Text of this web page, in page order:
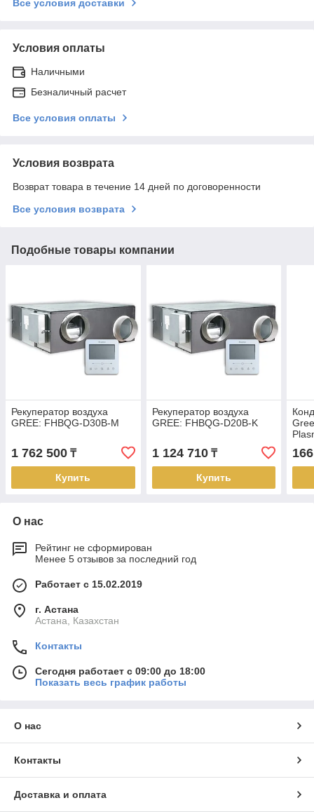
Все условия доставки
Условия оплаты
Наличными
Безналичный расчет
Все условия оплаты
Условия возврата
Возврат товара в течение 14 дней по договоренности
Все условия возврата
Подобные товары компании
Рекуператор воздуха
GREE: FHBQG-D30B-M
1 762 500 ₸
Купить
Рекуператор воздуха
GREE: FHBQG-D20B-K
1 124 710₸
Купить
О нас
Рейтинг не сформирован
Менее 5 отзывов за последний год
Работает с 15.02.2019
г. Астана
Астана, Казахстан
Контакты
Сегодня работает с 09:00 до 18:00
Показать весь график работы
О нас
Контакты
Доставка и оплата